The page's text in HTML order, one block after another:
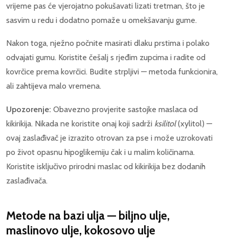
vrijeme pas će vjerojatno pokušavati lizati tretman, što je
sasvim u redu i dodatno pomaže u omekšavanju gume.
Nakon toga, nježno počnite masirati dlaku prstima i polako
odvajati gumu. Koristite češalj s rjeđim zupcima i radite od
kovrčice prema kovrčici. Budite strpljivi — metoda funkcionira,
ali zahtijeva malo vremena.
Upozorenje: Obavezno provjerite sastojke maslaca od
kikirikija. Nikada ne koristite onaj koji sadrži ksilitol(xylitol) —
ovaj zaslađivač je izrazito otrovan za pse i može uzrokovati
po život opasnu hipoglikemiju čak i u malim količinama.
Koristite isključivo prirodni maslac od kikirikija bez dodanih
zaslađivača.
Metode na bazi ulja — biljno ulje,
maslinovo ulje, kokosovo ulje